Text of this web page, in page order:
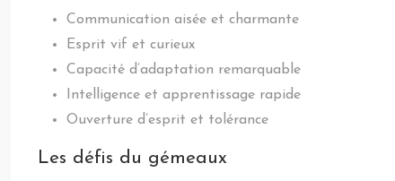
Communication aisée et charmante
Esprit vif et curieux
Capacité d’adaptation remarquable
Intelligence et apprentissage rapide
Ouverture d’esprit et tolérance
Les défis du gémeaux